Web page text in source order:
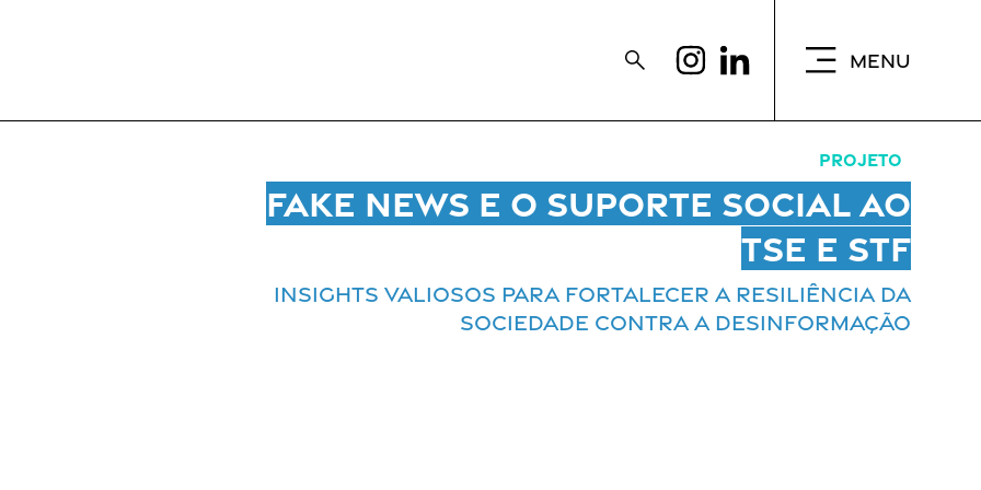
MENU
Projeto
Fake News e o suporte social ao
TSE e STF
Insights valiosos para fortalecer a resiliência da
sociedade contra a desinformação